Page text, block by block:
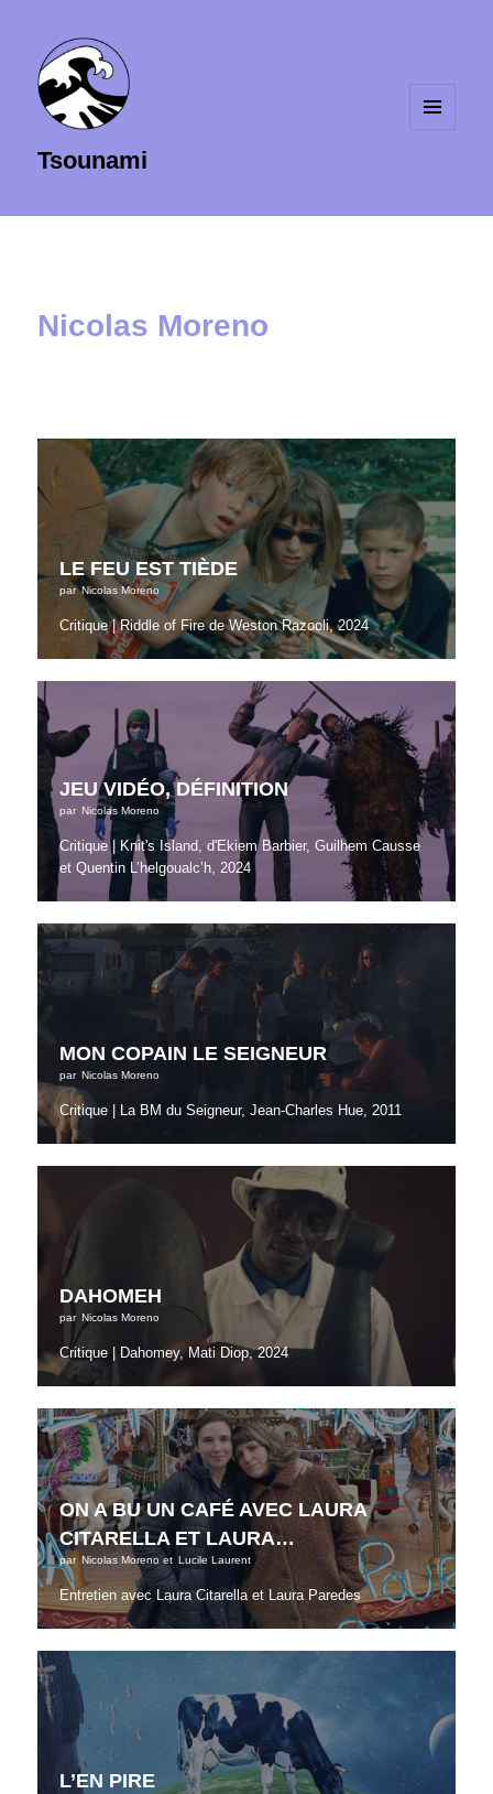
Tsounami
Nicolas Moreno
LE FEU EST TIÈDE
par Nicolas Moreno
Critique | Riddle of Fire de Weston Razooli, 2024
JEU VIDÉO, DÉFINITION
par Nicolas Moreno
Critique | Knit's Island, d'Ekiem Barbier, Guilhem Causse
et Quentin L’helgoualc’h, 2024
MON COPAIN LE SEIGNEUR
par Nicolas Moreno
Critique | La BM du Seigneur, Jean-Charles Hue, 2011
DAHOMEH
par Nicolas Moreno
Critique | Dahomey, Mati Diop, 2024
ON A BU UN CAFÉ AVEC LAURA
CITARELLA ET LAURA…
par Nicolas Morenoet Lucile Laurent
Entretien avec Laura Citarella et Laura Paredes
L’EN PIRE